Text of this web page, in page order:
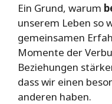
Ein Grund, warum
unserem Leben so
gemeinsamen
Momente der
Beziehungen
dass wir einen
anderen haben.